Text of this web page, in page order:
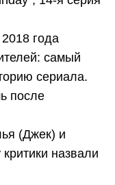
года
самый
сериала.
после
(Джек) и
назвали